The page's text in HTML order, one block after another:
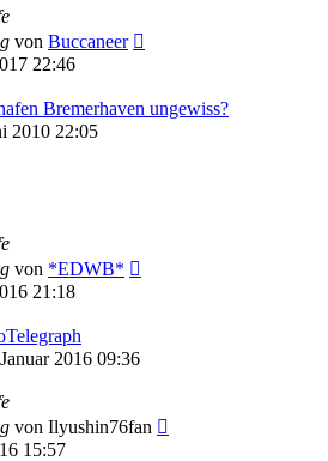
von Buccaneer
22:46
Bremerhaven ungewiss?
2010 22:05
von *EDWB*
21:18
2016 09:36
von Ilyushin76fan
15:57